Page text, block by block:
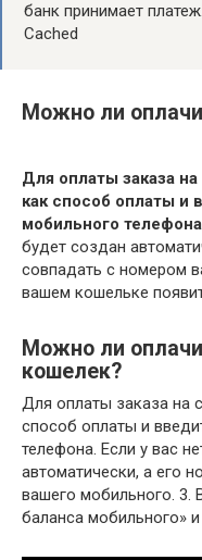
банк принимает платеж.
Cached
Можно ли
Для оплаты заказа на
как способ оплаты и
мобильного телефона
будет создан
совпадать с номером
вашем кошельке
Можно ли
кошелек?
Для оплаты заказа на
способ оплаты и
телефона. Если у вас
автоматически, а его
вашего мобильного. 3.
баланса мобильного»